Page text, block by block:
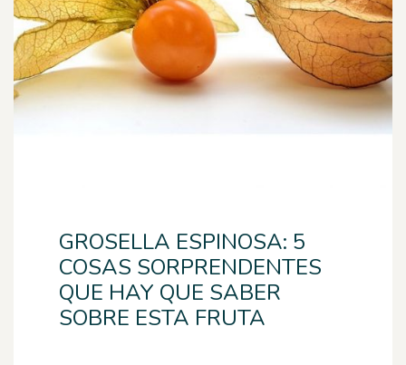
GROSELLA ESPINOSA: 5
COSAS SORPRENDENTES
QUE HAY QUE SABER
SOBRE ESTA FRUTA